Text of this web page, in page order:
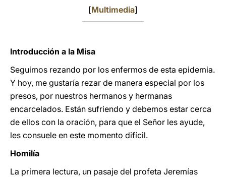
[Multimedia]
Introducción a la Misa
Seguimos rezando por los enfermos de esta epidemia.
Y hoy, me gustaría rezar de manera especial por los
presos, por nuestros hermanos y hermanas
encarcelados. Están sufriendo y debemos estar cerca
de ellos con la oración, para que el Señor les ayude,
les consuele en este momento difícil.
Homilía
La primera lectura, un pasaje del profeta Jeremías